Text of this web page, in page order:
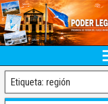
Etiqueta: región